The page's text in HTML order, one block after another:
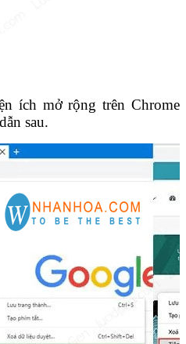
ích mở rộng trên Chrome
sau.